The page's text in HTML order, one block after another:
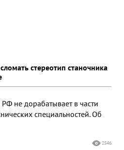
стереотип станочника
не дорабатывает в части
специальностей. Об
2546